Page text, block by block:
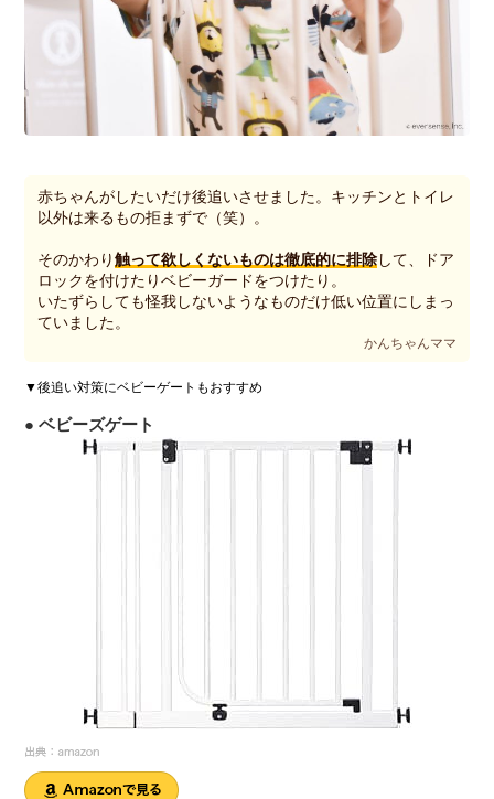
赤ちゃんがしたいだけ後追いさせました。キッチンとトイレ
以外は来るもの拒まずで（笑）。
そのかわり触って欲しくないものは徹底的に排除して、ドア
ロックを付けたりベビーガードをつけたり。
いたずらしても怪我しないようなものだけ低い位置にしまっ
ていました。
かんちゃんママ
▼後追い対策にベビーゲートもおすすめ
● ベビーズゲート